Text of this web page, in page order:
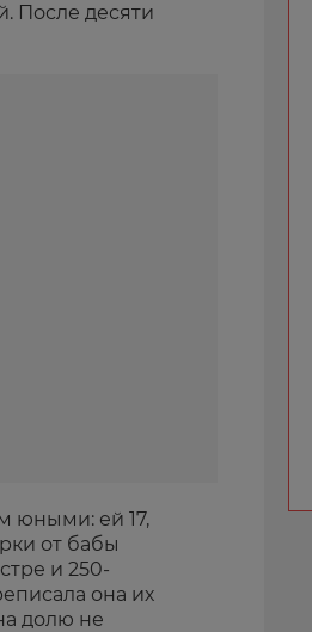
После десяти
юными: ей 17,
от бабы
и 250-
она их
долю не